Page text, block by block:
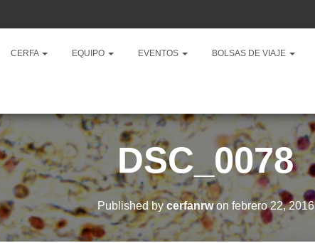
CERFA EQUIPO EVENTOS BOLSAS DE VIAJE
DSC_0078
Published bycerfanrwon febrero 22, 2016